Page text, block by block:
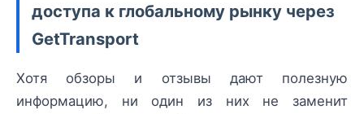
доступа к глобальному рынку через
GetTransport
Хотя обзоры и отзывы дают полезную
информацию, ни один из них не заменит